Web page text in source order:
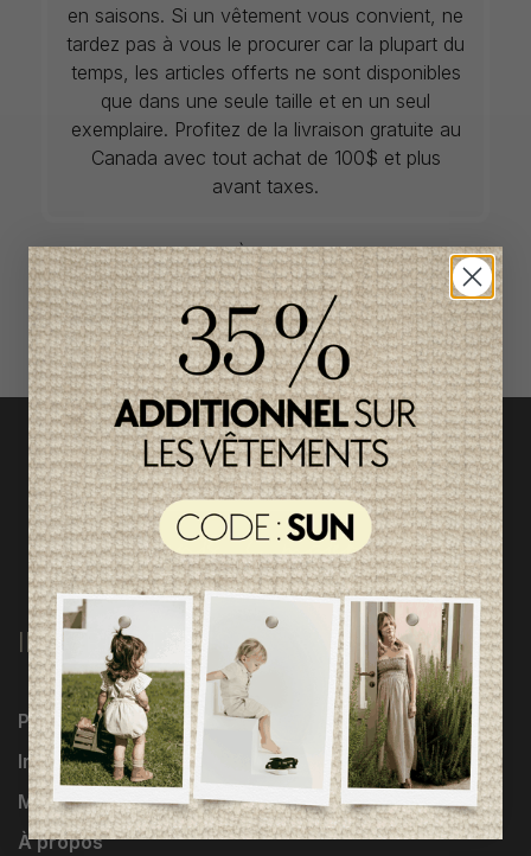
en saisons. Si un vêtement vous convient, ne
tardez pas à vous le procurer car la plupart du
temps, les articles offerts ne sont disponibles
que dans une seule taille et en un seul
exemplaire. Profitez de la livraison gratuite au
Canada avec tout achat de 100$ et plus
avant taxes.
ACCÈS RAPIDE
magasinez par catégorie
INFORMATIONS
Programme Loyauté
Influenceuses
Marques
À propos